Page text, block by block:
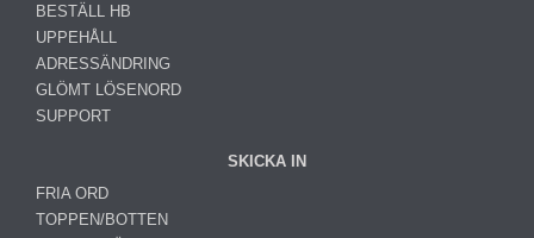
BESTÄLL HB
UPPEHÅLL
ADRESSÄNDRING
GLÖMT LÖSENORD
SUPPORT
SKICKA IN
FRIA ORD
TOPPEN/BOTTEN